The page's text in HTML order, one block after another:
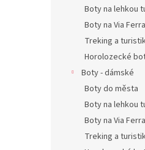
Boty na lehkou
Boty na Via
Treking a
Horolozecké
Boty - dámské
Boty do města
Boty na lehkou
Boty na Via
Treking a